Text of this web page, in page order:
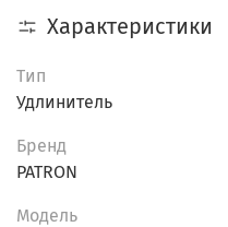
Характеристики
Тип
Удлинитель
Бренд
PATRON
Модель